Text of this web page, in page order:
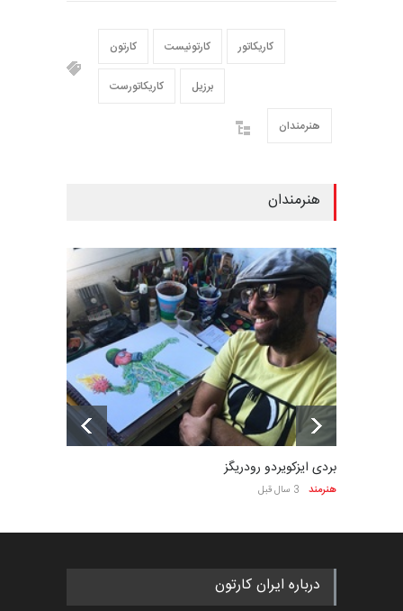
کارتون کارتونیست کاریکاتور
کاریکاتورست برزیل
هنرمندان
هنرمندان
بردی ایزکویردو رودریگز
هنرمند 3 سال قبل
درباره ایران کارتون